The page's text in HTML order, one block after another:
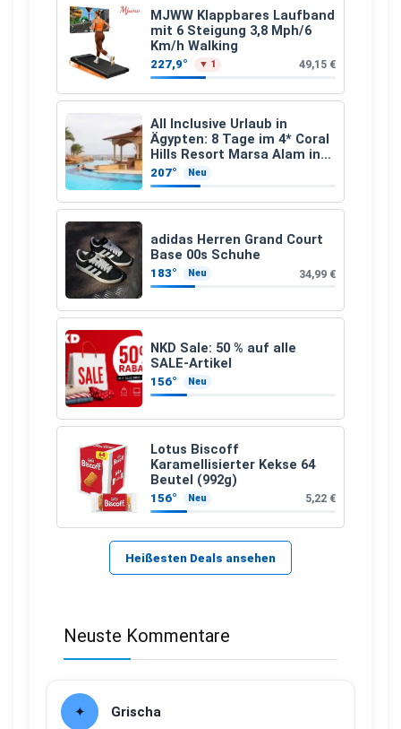
MJWW Klappbares Laufband
mit 6 Steigung 3,8 Mph/6
Km/h Walking
227,9° ▼ 1 49,15 €
All Inclusive Urlaub in
Ägypten: 8 Tage im 4* Coral
Hills Resort Marsa Alam inkl.
Flüge ab 299 € p.P.
207° Neu
adidas Herren Grand Court
Base 00s Schuhe
183° Neu 34,99 €
NKD Sale: 50 % auf alle
SALE-Artikel
156° Neu
Lotus Biscoff
Karamellisierter Kekse 64
Beutel (992g)
156° Neu 5,22 €
Heißesten Deals ansehen
Neuste Kommentare
Grischa